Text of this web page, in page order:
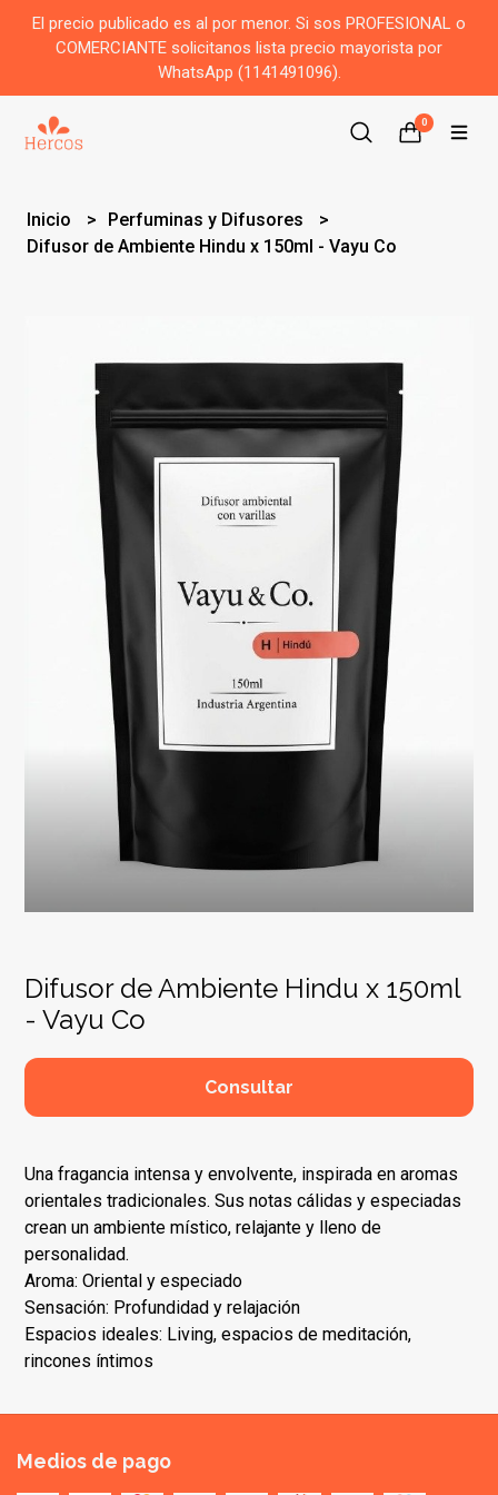
El precio publicado es al por menor. Si sos PROFESIONAL o
COMERCIANTE solicitanos lista precio mayorista por
WhatsApp (1141491096).
0
Inicio
Perfuminas y Difusores
Difusor de Ambiente Hindu x 150ml - Vayu Co
Difusor de Ambiente Hindu x 150ml
- Vayu Co
Consultar
Una fragancia intensa y envolvente, inspirada en aromas
orientales tradicionales. Sus notas cálidas y especiadas
crean un ambiente místico, relajante y lleno de
personalidad.
Aroma: Oriental y especiado
Sensación: Profundidad y relajación
Espacios ideales: Living, espacios de meditación,
rincones íntimos
Medios de pago